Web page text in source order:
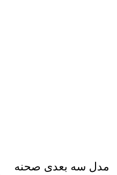
مدل سه بعدی صحنه